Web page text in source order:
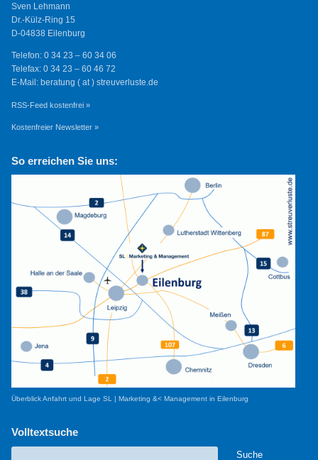
Sven Lehmann
Dr.-Külz-Ring 15
D-04838 Eilenburg
Telefon: 0 34 23 – 60 34 06
Telefax: 0 34 23 – 60 46 72
E-Mail: beratung ( at ) streuverluste.de
RSS-Feed kostenfrei »
Kostenfreier Newsletter »
So erreichen Sie uns:
Überblick Anfahrt und Lage SL | Marketing &< Management in Eilenburg
Volltextsuche